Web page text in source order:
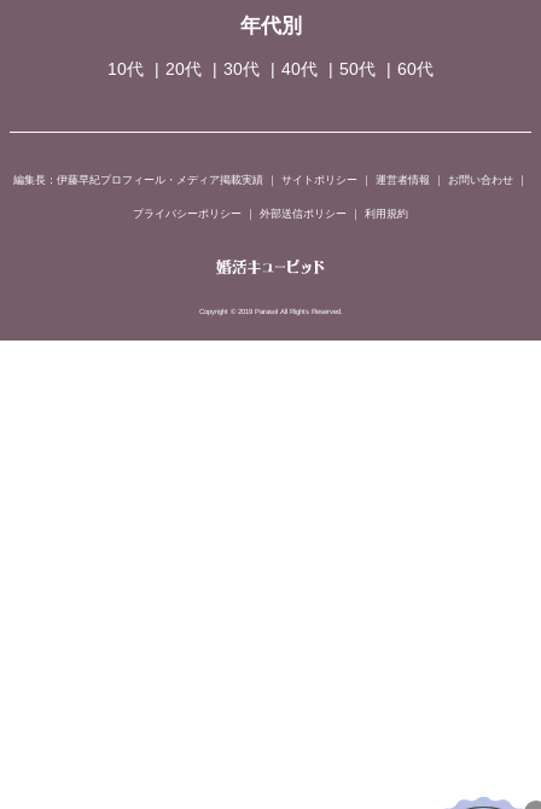
年代別
10代 20代 30代 40代 50代 60代
編集長：伊藤早紀プロフィール・メディア掲載実績 サイトポリシー 運営者情報 お問い合わせ
プライバシーポリシー 外部送信ポリシー 利用規約
Copyright © 2019 Parasol All Rights Reserved.